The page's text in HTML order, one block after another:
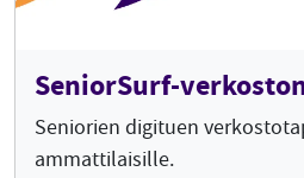
SeniorSurf-
Seniorien digituen
ammattilaisille.